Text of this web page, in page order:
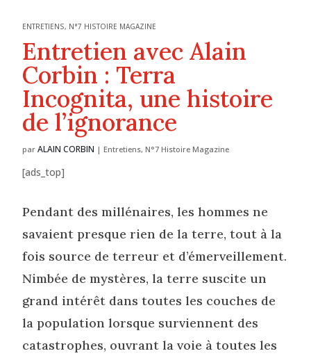
ENTRETIENS, N°7 HISTOIRE MAGAZINE
Entretien avec Alain
Corbin : Terra
Incognita, une histoire
de l’ignorance
parALAIN CORBIN | Entretiens, N°7 Histoire Magazine
[ads_top]
Pendant des millénaires, les hommes ne
savaient presque rien de la terre, tout à la
fois source de terreur et d’émerveillement.
Nimbée de mystères, la terre suscite un
grand intérêt dans toutes les couches de
la population lorsque surviennent des
catastrophes, ouvrant la voie à toutes les